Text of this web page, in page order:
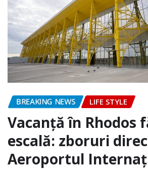
BREAKING NEWS LIFE STYLE
Vacanță în Rhodos
escală: zboruri
Aeroportul